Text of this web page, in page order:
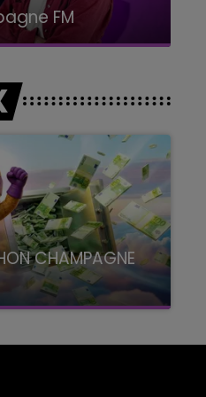
FM
CHAMPAGNE
FM, à 8H10